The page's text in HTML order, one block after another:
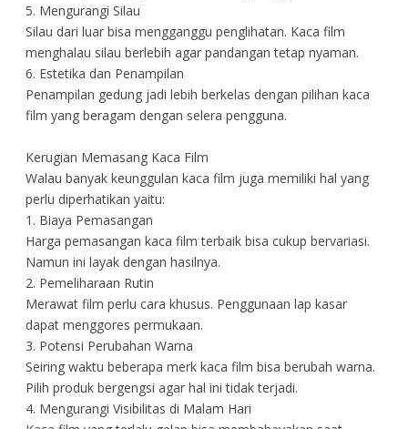
5. Mengurangi Silau
Silau dari luar bisa mengganggu penglihatan. Kaca film
menghalau silau berlebih agar pandangan tetap nyaman.
6. Estetika dan Penampilan
Penampilan gedung jadi lebih berkelas dengan pilihan kaca
film yang beragam dengan selera pengguna.
Kerugian Memasang Kaca Film
Walau banyak keunggulan kaca film juga memiliki hal yang
perlu diperhatikan yaitu:
1. Biaya Pemasangan
Harga pemasangan kaca film terbaik bisa cukup bervariasi.
Namun ini layak dengan hasilnya.
2. Pemeliharaan Rutin
Merawat film perlu cara khusus. Penggunaan lap kasar
dapat menggores permukaan.
3. Potensi Perubahan Warna
Seiring waktu beberapa merk kaca film bisa berubah warna.
Pilih produk bergengsi agar hal ini tidak terjadi.
4. Mengurangi Visibilitas di Malam Hari